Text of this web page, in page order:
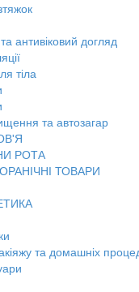
антивіковий догляд
тіла
та автозагар
РОТА
ТОВАРИ
та домашніх